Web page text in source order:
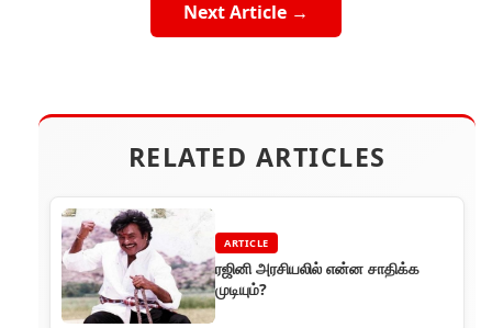
Next Article →
RELATED ARTICLES
ARTICLE
ரஜினி அரசியலில் என்ன சாதிக்க
முடியும்?